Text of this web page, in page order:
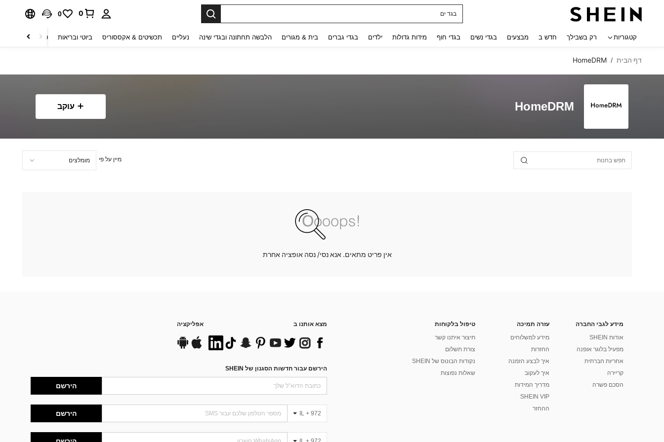
בגד ים
0
0
קטגוריות רק בשבילך חדש ב מבצעים בגדי נשים בגדי חוף מידות גדולות ילדים בגדי גברים בית & מגורים הלבשה תחתונה ובגדי שינה נעליים תכשיטים & אקססוריס ביוטי ובריאות טקסטיל לבית
דף הבית /
HomeDRM
HomeDRM עוקב
מיין על פי
אין פריט מתאים. אנא נסי/ נסה אופציה אחרת
מידע לגבי החברה
אודות SHEIN
מפעיל בלוגר אופנה
אחריות חברתית
קריירה
הסכם פשרה
עזרה תמיכה
מידע למשלוחים
החזרות
איך לבצע הזמנה
איך לעקוב
מדריך המידות
SHEIN VIP
ההחזר
טיפול בלקוחות
תיצור איתנו קשר
צורת תשלום
נקודות הבונוס של SHEIN
שאלות נפוצות
מצא אותנו ב אפליקציה
הירשם עבור חדשות הסגנון של SHEIN
הירשם
IL + 972 הירשם